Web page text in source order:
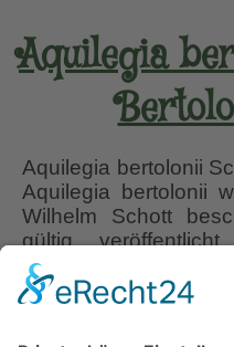
Aquilegia
Aquilegia bertolonii
Aquilegia bertolonii
Wilhelm Schott
gültig
pyrenaica Rchb.
pyrenaica subsp.